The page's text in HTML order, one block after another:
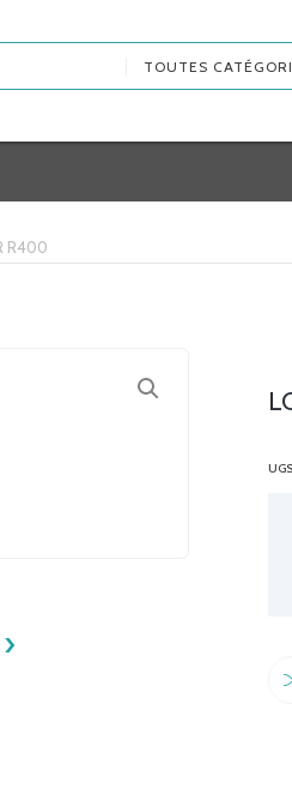
R400
›